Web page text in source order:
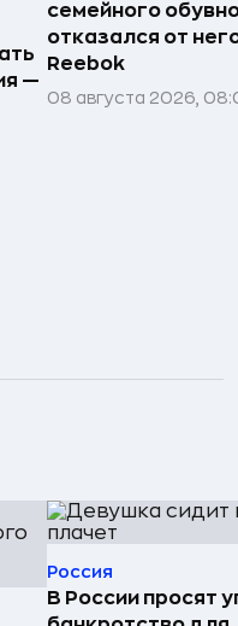
—
семейного
отказался от
Reebok
08 августа 2026,
Россия
В России просят